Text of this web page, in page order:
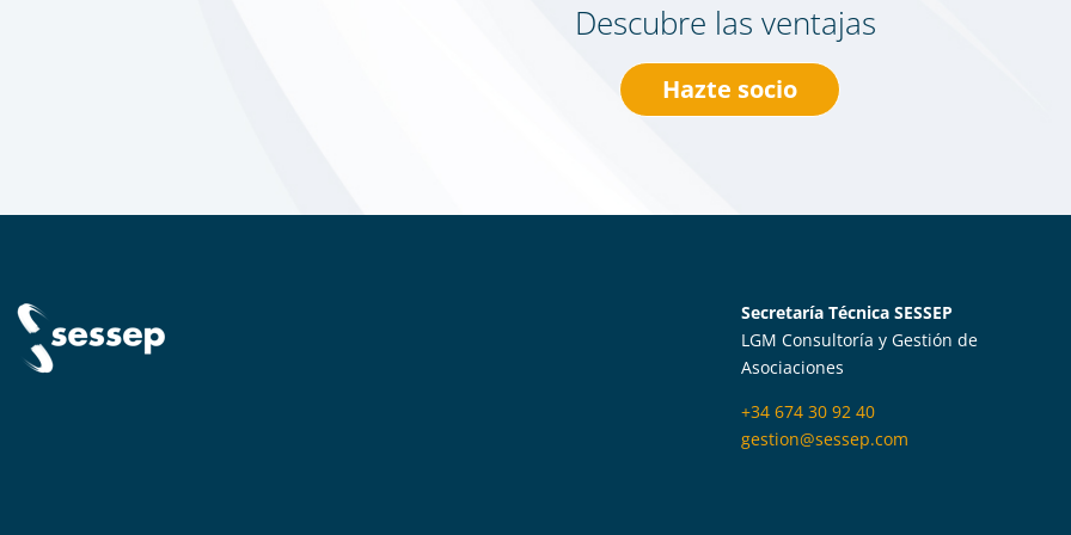
Descubre las ventajas
Hazte socio
Secretaría Técnica SESSEP
LGM Consultoría y Gestión de
Asociaciones
+34 674 30 92 40
gestion@sessep.com